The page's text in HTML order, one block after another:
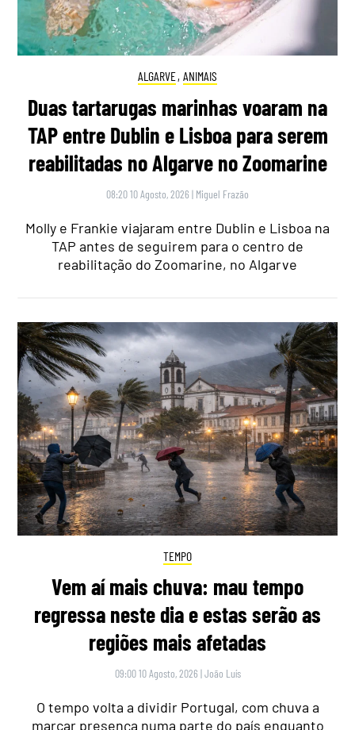
ALGARVE, ANIMAIS
Duas tartarugas marinhas voaram na
TAP entre Dublin e Lisboa para serem
reabilitadas no Algarve no Zoomarine
08:20 10 Agosto, 2026 | Miguel Frazão
Molly e Frankie viajaram entre Dublin e Lisboa na
TAP antes de seguirem para o centro de
reabilitação do Zoomarine, no Algarve
TEMPO
Vem aí mais chuva: mau tempo
regressa neste dia e estas serão as
regiões mais afetadas
09:00 10 Agosto, 2026 |João Luís
O tempo volta a dividir Portugal, com chuva a
marcar presença numa parte do país enquanto